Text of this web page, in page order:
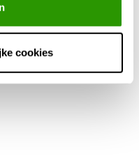
cookies
die professionele producten
doe-het-zelvers.
met snelle en betrouwbare